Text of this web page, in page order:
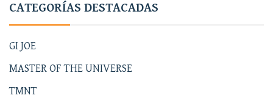
CATEGORÍAS DESTACADAS
GI JOE
MASTER OF THE UNIVERSE
TMNT